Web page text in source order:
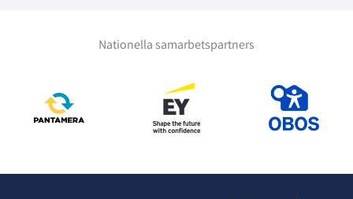
Nationella samarbetspartners